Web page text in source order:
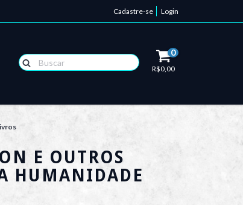
Cadastre-se Login
0
R$0,00
E OUTROS
HUMANIDADE